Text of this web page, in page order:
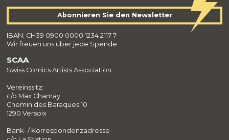
SCAA
Swiss Comics Artists Association
Vereinssitz:
c/o Max Chamay
Chemin des Baraques 10
1290 Versoix
Bank- / Korrespondenzadresse
Abonnieren Sie den Newsletter
IBAN: CH39 0900 0000 1234 2117 7
Wir freuen uns über jede Spende.